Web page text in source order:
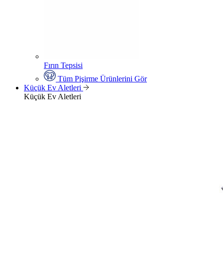
Fırın Tepsisi
Tüm Pişirme Ürünlerini Gör
Küçük Ev Aletleri
Küçük Ev Aletleri